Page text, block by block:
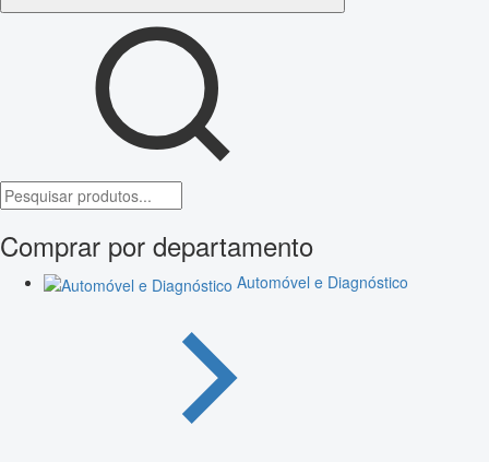
Comprar por departamento
Automóvel e Diagnóstico